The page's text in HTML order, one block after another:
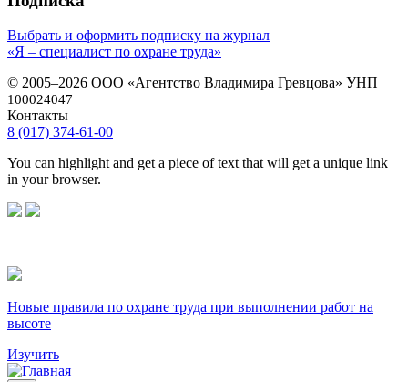
Выбрать и оформить подписку на журнал
«Я – специалист по охране труда»
© 2005–2026 ООО «Агентство Владимира Гревцова» УНП
100024047
Контакты
8 (017) 374-61-00
You can highlight and get a piece of text that will get a unique link
in your browser.
Новые правила по охране труда при выполнении работ на
высоте
Изучить